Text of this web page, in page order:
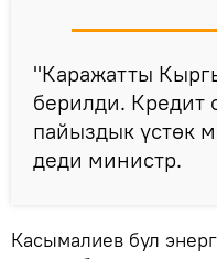
"Каражатты
берилди. Кредит
пайыздык үстөк
деди министр.
Касымалиев бул